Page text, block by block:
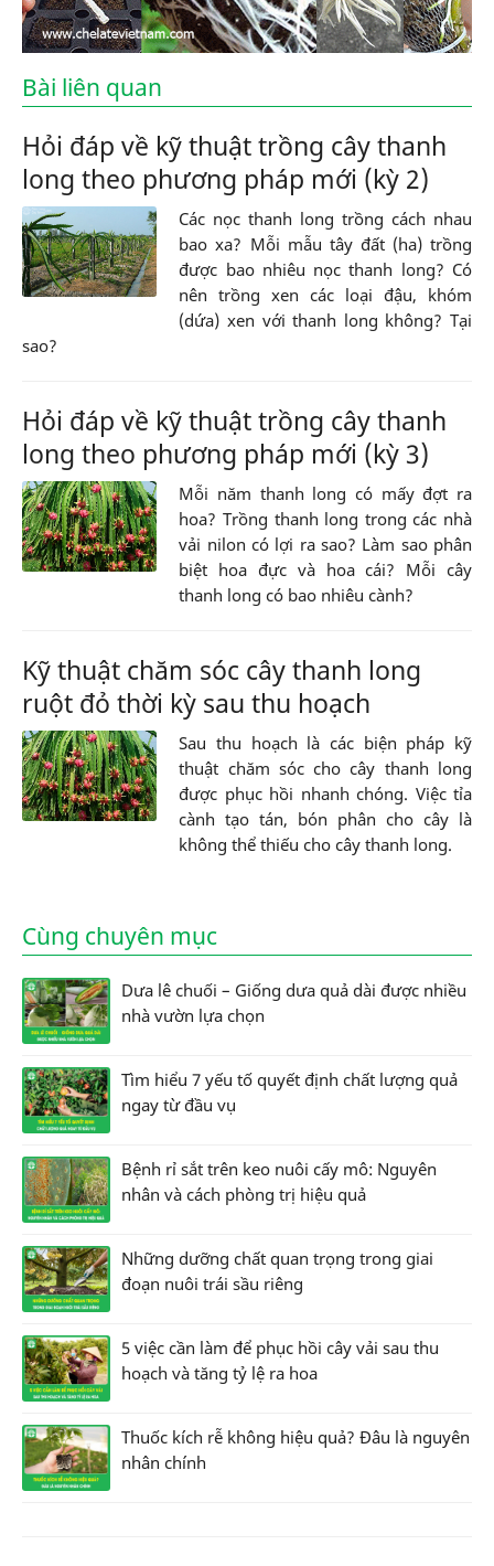
Bài liên quan
Hỏi đáp về kỹ thuật trồng cây thanh
long theo phương pháp mới (kỳ 2)
Các nọc thanh long trồng cách nhau
bao xa? Mỗi mẫu tây đất (ha) trồng
được bao nhiêu nọc thanh long? Có
nên trồng xen các loại đậu, khóm
(dứa) xen với thanh long không? Tại
sao?
Hỏi đáp về kỹ thuật trồng cây thanh
long theo phương pháp mới (kỳ 3)
Mỗi năm thanh long có mấy đợt ra
hoa? Trồng thanh long trong các nhà
vải nilon có lợi ra sao? Làm sao phân
biệt hoa đực và hoa cái? Mỗi cây
thanh long có bao nhiêu cành?
Kỹ thuật chăm sóc cây thanh long
ruột đỏ thời kỳ sau thu hoạch
Sau thu hoạch là các biện pháp kỹ
thuật chăm sóc cho cây thanh long
được phục hồi nhanh chóng. Việc tỉa
cành tạo tán, bón phân cho cây là
không thể thiếu cho cây thanh long.
Cùng chuyên mục
Dưa lê chuối – Giống dưa quả dài được nhiều
nhà vườn lựa chọn
Tìm hiểu 7 yếu tố quyết định chất lượng quả
ngay từ đầu vụ
Bệnh rỉ sắt trên keo nuôi cấy mô: Nguyên
nhân và cách phòng trị hiệu quả
Những dưỡng chất quan trọng trong giai
đoạn nuôi trái sầu riêng
5 việc cần làm để phục hồi cây vải sau thu
hoạch và tăng tỷ lệ ra hoa
Thuốc kích rễ không hiệu quả? Đâu là nguyên
nhân chính